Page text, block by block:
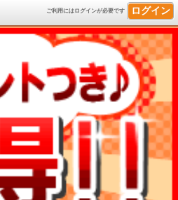
ログイン
ご利用にはログインが必要です